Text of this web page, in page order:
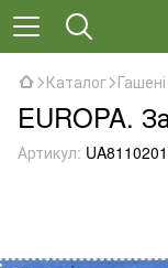
Каталог
EUROPA.
Артикул: